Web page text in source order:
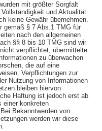
mit größter Sorgfalt
und Aktualität
keine Gewähr übernehmen.
gemäß § 7 Abs.1 TMG für
nach den allgemeinen
§§ 8 bis 10 TMG sind wir
verpflichtet, übermittelte
zu überwachen
die auf eine
Verpflichtungen zur
Nutzung von Informationen
bleiben hiervon
Haftung ist jedoch erst ab
einer konkreten
Bekanntwerden von
werden wir diese